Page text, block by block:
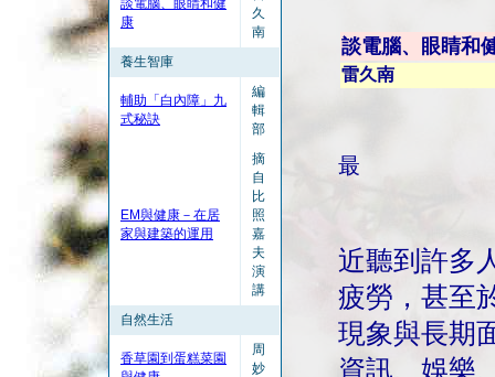
談電腦、眼睛和健
康
久
南
養生智庫
輔助「白內障」九
式秘訣
編
輯
部
EM與健康－在居
家與建築的運用
摘
自
比
照
嘉
夫
演
講
自然生活
香草園到蛋糕菜園
周
妙
談電腦、眼睛和
雷久南
最
近聽到許多
疲勞，甚至
現象與長期
資訊、娛樂